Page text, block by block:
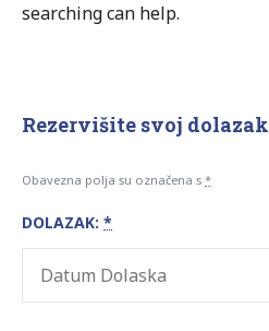
searching can help.
Rezervišite svoj dolazak
Obavezna polja su označena s *
DOLAZAK: *